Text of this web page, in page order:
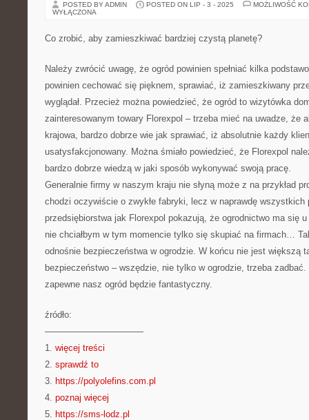
POSTED BY ADMIN POSTED ON LIP - 3 - 2025
MOŻLIWOŚĆ
WYŁĄCZONA
Co zrobić, aby zamieszkiwać bardziej czystą planetę?
Należy zwrócić uwagę, że ogród powinien spełniać kilka
powinien cechować się pięknem, sprawiać, iż zamieszkiwany
wyglądał. Przecież można powiedzieć, że ogród to wizytówka
zainteresowanym towary Florexpol – trzeba mieć na uwadze, że
krajowa, bardzo dobrze wie jak sprawiać, iż absolutnie każdy
usatysfakcjonowany. Można śmiało powiedzieć, że Florexpol
bardzo dobrze wiedzą w jaki sposób wykonywać swoją pracę.
Generalnie firmy w naszym kraju nie słyną może z na przykład
chodzi oczywiście o zwykłe fabryki, lecz w naprawdę wszystkich
przedsiębiorstwa jak Florexpol pokazują, że ogrodnictwo ma się
nie chciałbym w tym momencie tylko się skupiać na firmach…
odnośnie bezpieczeństwa w ogrodzie. W końcu nie jest większą
bezpieczeństwo – wszędzie, nie tylko w ogrodzie, trzeba
zapewne nasz ogród będzie fantastyczny.
źródło:
———————————
1. więcej treści
2. sprawdź to
3. https://polyolefins.com.pl
4. poznaj więcej
5. https://sms-lodz.pl